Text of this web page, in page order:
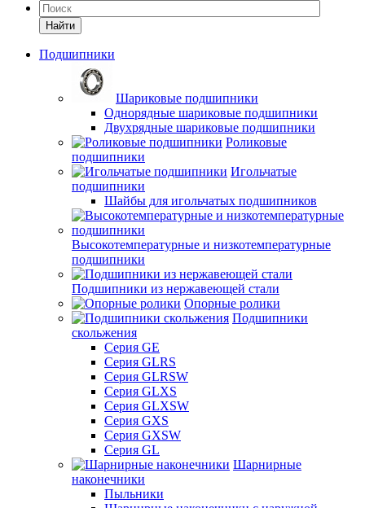
Найти
Подшипники
Шариковые подшипники
Однорядные шариковые подшипники
Двухрядные шариковые подшипники
Роликовые
подшипники
Игольчатые
подшипники
Шайбы для игольчатых подшипников
Высокотемпературные и низкотемпературные
подшипники
Подшипники из нержавеющей стали
Опорные ролики
Подшипники
скольжения
Серия GE
Серия GLRS
Серия GLRSW
Серия GLXS
Серия GLXSW
Серия GXS
Серия GXSW
Серия GL
Шарнирные
наконечники
Пыльники